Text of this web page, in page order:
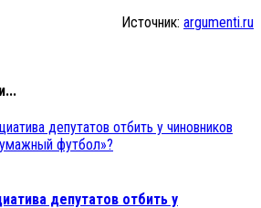
Источник: argumenti.ru
депутатов отбить у